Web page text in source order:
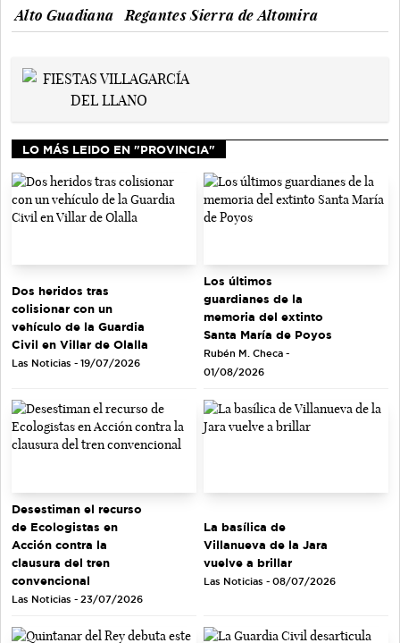
Alto Guadiana
Regantes Sierra de Altomira
LO MÁS LEIDO EN "PROVINCIA"
Dos heridos tras
colisionar con un
vehículo de la Guardia
Civil en Villar de Olalla
Las Noticias - 19/07/2026
Los últimos
guardianes de la
memoria del extinto
Santa María de Poyos
Rubén M. Checa -
01/08/2026
Desestiman el recurso
de Ecologistas en
Acción contra la
clausura del tren
convencional
Las Noticias - 23/07/2026
La basílica de
Villanueva de la Jara
vuelve a brillar
Las Noticias - 08/07/2026